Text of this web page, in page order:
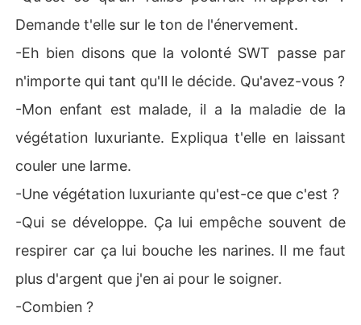
Demande t'elle sur le ton de l'énervement.
-Eh bien disons que la volonté SWT passe par
n'importe qui tant qu'Il le décide. Qu'avez-vous ?
-Mon enfant est malade, il a la maladie de la
végétation luxuriante. Expliqua t'elle en laissant
couler une larme.
-Une végétation luxuriante qu'est-ce que c'est ?
-Qui se développe. Ça lui empêche souvent de
respirer car ça lui bouche les narines. Il me faut
plus d'argent que j'en ai pour le soigner.
-Combien ?